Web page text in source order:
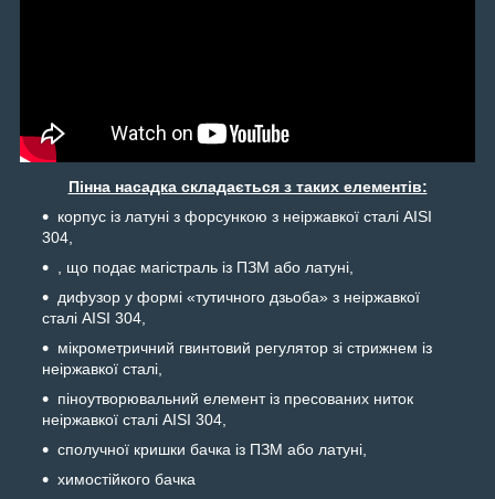
Пінна насадка складається з таких елементів:
корпус із латуні з форсункою з неіржавкої сталі AISI
304,
, що подає магістраль із ПЗМ або латуні,
дифузор у формі «тутичного дзьоба» з неіржавкої
сталі AISI 304,
мікрометричний гвинтовий регулятор зі стрижнем із
неіржавкої сталі,
піноутворювальний елемент із пресованих ниток
неіржавкої сталі AISI 304,
сполучної кришки бачка із ПЗМ або латуні,
химостійкого бачка